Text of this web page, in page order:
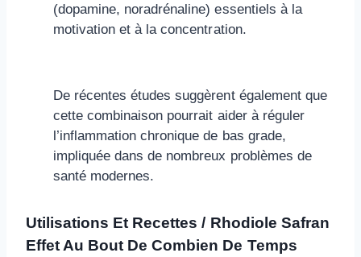
(dopamine, noradrénaline) essentiels à la
motivation et à la concentration.
De récentes études suggèrent également que
cette combinaison pourrait aider à réguler
l’inflammation chronique de bas grade,
impliquée dans de nombreux problèmes de
santé modernes.
Utilisations Et Recettes / Rhodiole Safran
Effet Au Bout De Combien De Temps